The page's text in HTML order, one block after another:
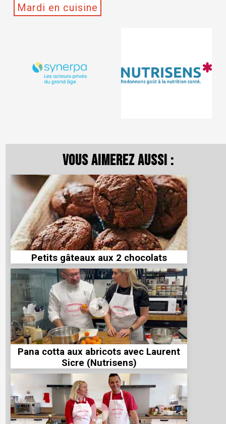
Mardi en cuisine
Vous aimerez aussi :
Petits gâteaux aux 2 chocolats
Pana cotta aux abricots avec Laurent
Sicre (Nutrisens)